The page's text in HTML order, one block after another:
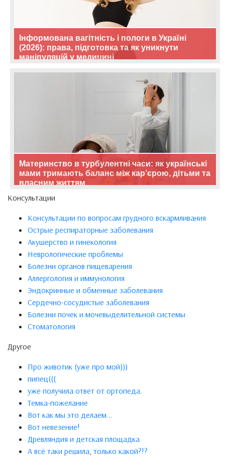
Інформована вагітність і пологи в Україні
(2026): права, підготовка та як уникнути
маніпуляцій у медицині
Материнство в турбулентні часи: як українські
мами тримають баланс між кар’єрою, дітьми та
власним життям
Консультации
Консультации по вопросам грудного вскармливания
Острые респираторные заболевания
Акушерство и гинекология
Неврологические проблемы
Болезни органов пищеварения
Аллергология и иммунология
Эндокринные и обменные заболевания
Сердечно-сосудистые заболевания
Болезни почек и мочевыделительной системы
Стоматология
Другое
Про животик (уже про мой)))
пипец(((
уже получила ответ от ортопеда.
Темка-пожелание
Вот как мы это делаем...
Вот невезение!
Древляндия и детская площадка
А всё таки решила, только какой?!?